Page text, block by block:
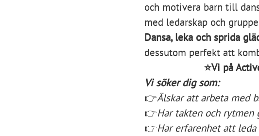
och motivera barn till
med ledarskap och
Dansa, leka och sprida
dessutom perfekt att
⭐Vi på
Vi söker dig som:
👉Älskar att arbeta med
👉Har takten och rytmen
👉Har erfarenhet att